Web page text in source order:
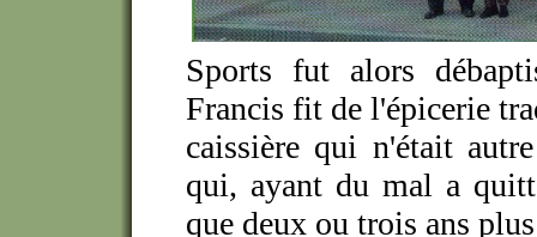
Sports fut alors
Francis fit de l'épicerie
caissière qui n'était
qui, ayant du mal a
que deux ou trois ans